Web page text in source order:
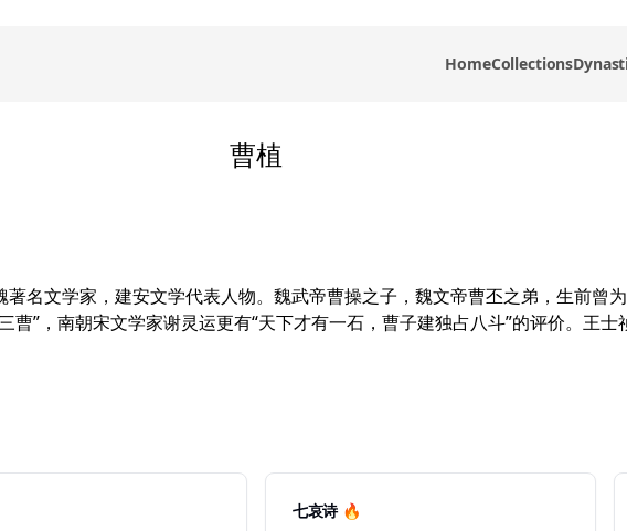
HomeCollections
曹植
名文学家，建安文学代表人物。魏武帝曹操之子，魏文帝曹丕之弟，生前曾
”，南朝宋文学家谢灵运更有“天下才有一石，曹子建独占八斗”的评价。王
七哀诗 🔥